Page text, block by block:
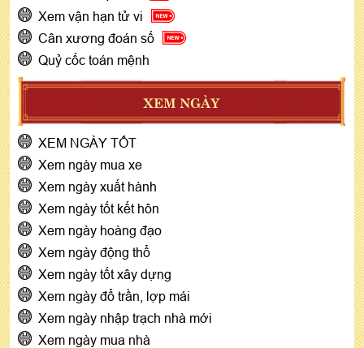
Xem vận hạn tử vi
Cân xương đoán số
Quỷ cốc toán mệnh
XEM NGÀY
XEM NGÀY TỐT
Xem ngày mua xe
Xem ngày xuất hành
Xem ngày tốt kết hôn
Xem ngày hoàng đạo
Xem ngày động thổ
Xem ngày tốt xây dựng
Xem ngày đổ trần, lợp mái
Xem ngày nhập trạch nhà mới
Xem ngày mua nhà